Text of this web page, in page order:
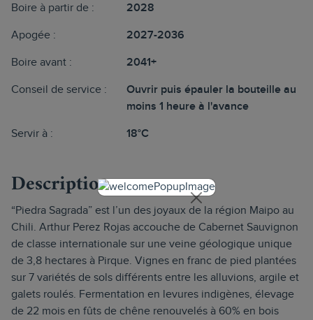
Boire à partir de : 2028
Apogée : 2027-2036
Boire avant : 2041+
Conseil de service :
Ouvrir puis épauler la bouteille au
moins 1 heure à l'avance
Servir à : 18°C
Description
“Piedra Sagrada” est l’un des joyaux de la région Maipo au
Chili. Arthur Perez Rojas accouche de Cabernet Sauvignon
de classe internationale sur une veine géologique unique
de 3,8 hectares à Pirque. Vignes en franc de pied plantées
sur 7 variétés de sols différents entre les alluvions, argile et
galets roulés. Fermentation en levures indigènes, élevage
de 22 mois en fûts de chêne renouvelés à 60% en bois